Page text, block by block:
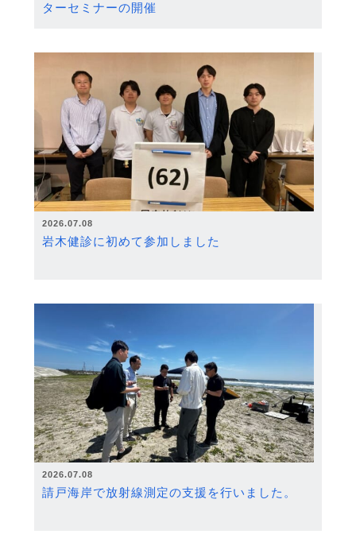
ターセミナーの開催
2026.07.08
岩木健診に初めて参加しました
2026.07.08
請戸海岸で放射線測定の支援を行いました。